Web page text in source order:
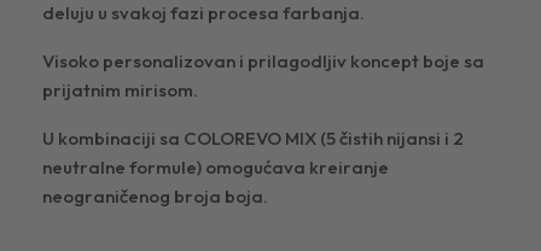
deluju u svakoj fazi procesa farbanja.
Visoko personalizovan i prilagodljiv koncept boje sa
prijatnim mirisom.
U kombinaciji sa COLOREVO MIX (5 čistih nijansi i 2
neutralne formule) omogućava kreiranje
neograničenog broja boja.